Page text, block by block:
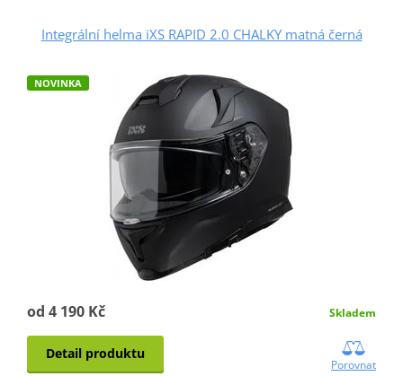
Integrální helma iXS RAPID 2.0 CHALKY matná černá
NOVINKA
od 4 190 Kč Skladem
Detail produktu
Porovnat